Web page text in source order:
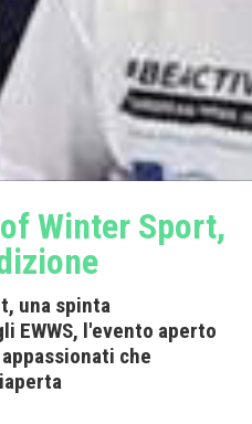
Winter Sport,
una spinta
EWWS, l'evento aperto
che